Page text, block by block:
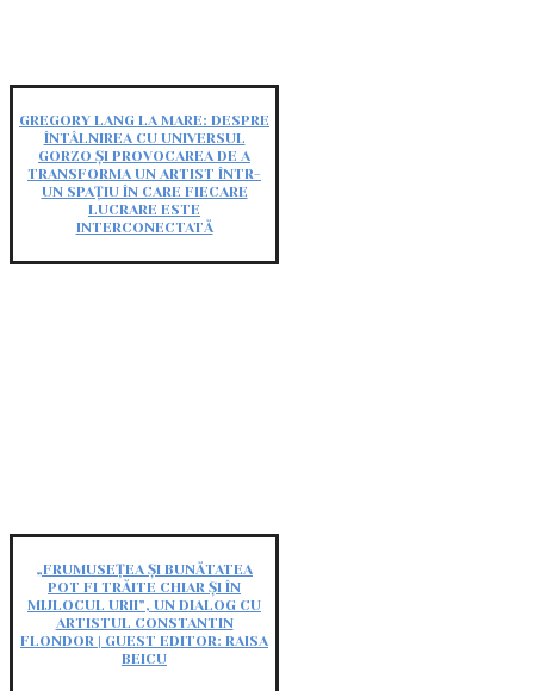
GREGORY LANG LA MARE: DESPRE
ÎNTÂLNIREA CU UNIVERSUL
GORZO ȘI PROVOCAREA DE A
TRANSFORMA UN ARTIST ÎNTR-
UN SPAȚIU ÎN CARE FIECARE
LUCRARE ESTE
INTERCONECTATĂ
„FRUMUSEȚEA ȘI BUNĂTATEA
POT FI TRĂITE CHIAR ȘI ÎN
MIJLOCUL URII”, UN DIALOG CU
ARTISTUL CONSTANTIN
FLONDOR | GUEST EDITOR: RAISA
BEICU